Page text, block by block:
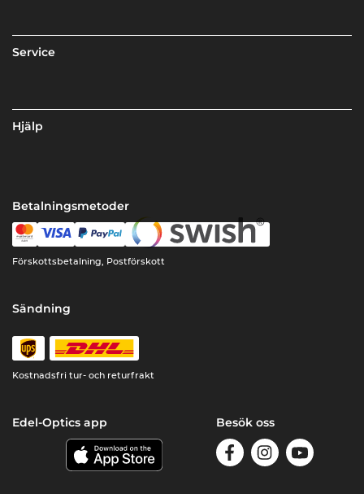
Service
Hjälp
Betalningsmetoder
Förskottsbetalning, Postförskott
Sändning
Kostnadsfri tur- och returfrakt
Edel-Optics app Besök oss